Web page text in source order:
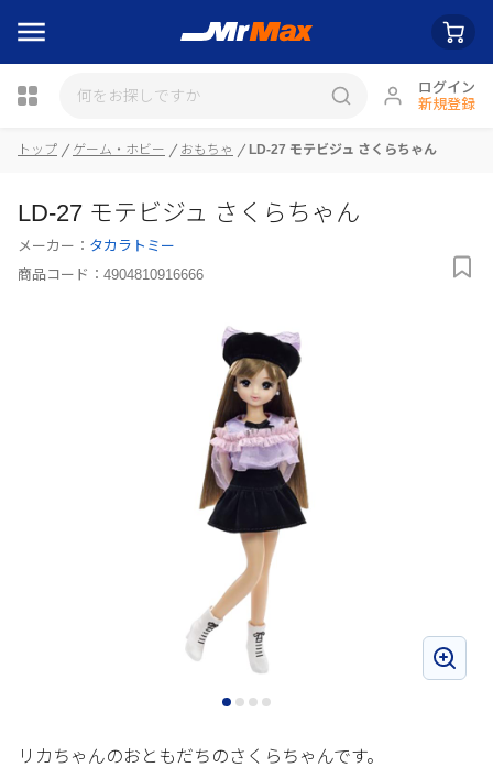
ログイン
新規登録
トップ ゲーム・ホビー おもちゃ LD-27 モテビジュ さくらちゃん
LD-27 モテビジュ さくらちゃん
メーカー： タカラトミー
商品コード： 4904810916666
リカちゃんのおともだちのさくらちゃんです。